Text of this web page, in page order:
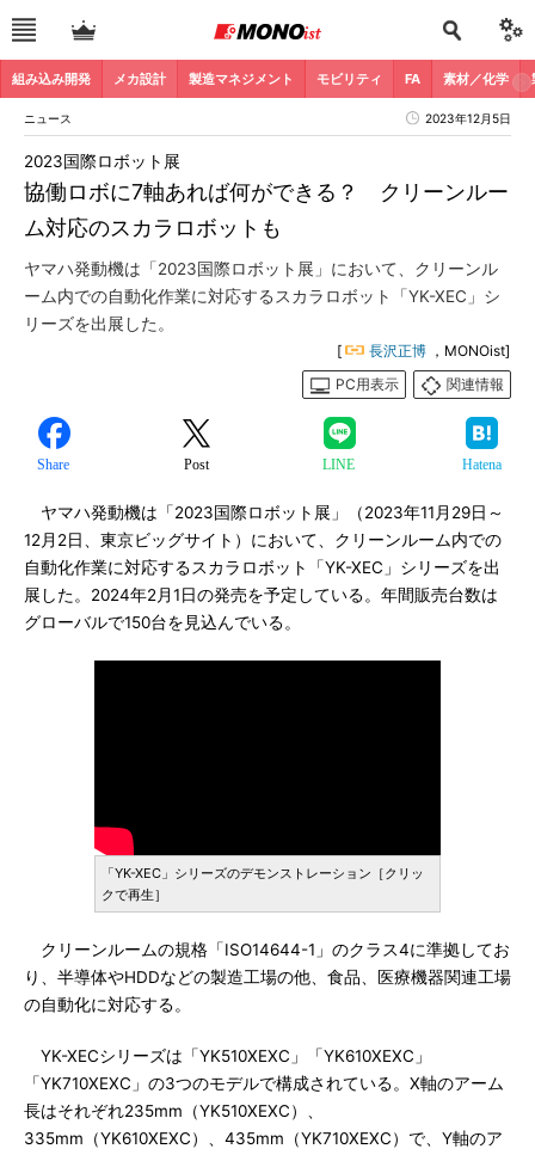
組み込み開発 メカ設計 製造マネジメント モビリティ FA 素材／化学
ニュース 2023年12月5日
協働ロボに7軸あれば何ができる？ クリーンルー
ム対応のスカラロボットも
2023国際ロボット展
ヤマハ発動機は「2023国際ロボット展」において、クリーンル
ーム内での自動化作業に対応するスカラロボット「YK-XEC」シ
リーズを出展した。
[ 長沢正博 ，MONOist]
PC用表示
関連情報
Share Post LINE Hatena
ヤマハ発動機は「2023国際ロボット展」（2023年11月29日～
12月2日、東京ビッグサイト）において、クリーンルーム内での
自動化作業に対応するスカラロボット「YK-XEC」シリーズを出
展した。2024年2月1日の発売を予定している。年間販売台数は
グローバルで150台を見込んでいる。
「YK-XEC」シリーズのデモンストレーション［クリッ
クで再生］
クリーンルームの規格「ISO14644-1」のクラス4に準拠してお
り、半導体やHDDなどの製造工場の他、食品、医療機器関連工場
の自動化に対応する。
YK-XECシリーズは「YK510XEXC」「YK610XEXC」
「YK710XEXC」の3つのモデルで構成されている。X軸のアーム
長はそれぞれ235mm（YK510XEXC）、
335mm（YK610XEXC）、435mm（YK710XEXC）で、Y軸のア